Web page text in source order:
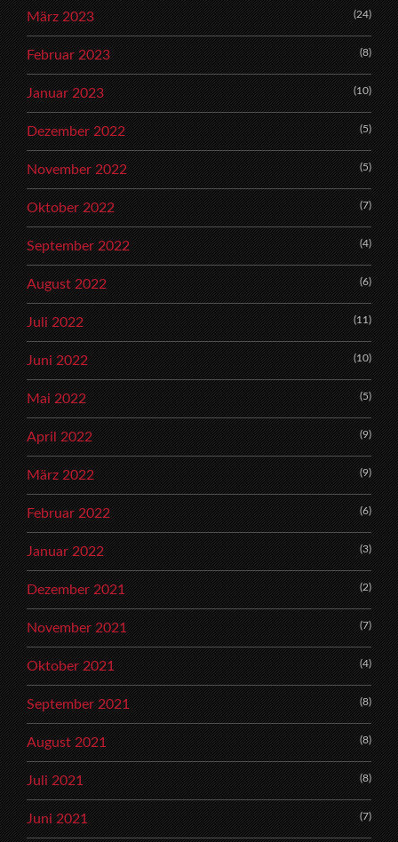
März 2023 (24)
Februar 2023 (8)
Januar 2023 (10)
Dezember 2022 (5)
November 2022 (5)
Oktober 2022 (7)
September 2022 (4)
August 2022 (6)
Juli 2022 (11)
Juni 2022 (10)
Mai 2022 (5)
April 2022 (9)
März 2022 (9)
Februar 2022 (6)
Januar 2022 (3)
Dezember 2021 (2)
November 2021 (7)
Oktober 2021 (4)
September 2021 (8)
August 2021 (8)
Juli 2021 (8)
Juni 2021 (7)